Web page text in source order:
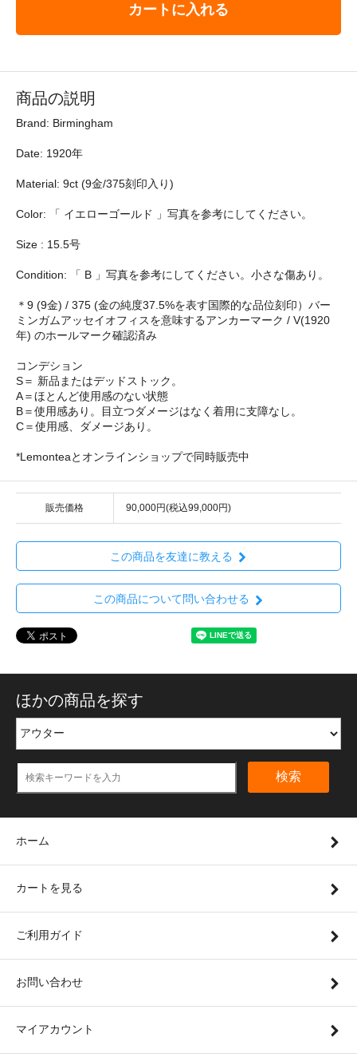
カートに入れる
商品の説明
Brand: Birmingham
Date: 1920年
Material: 9ct (9金/375刻印入り)
Color: 「 イエローゴールド 」写真を参考にしてください。
Size : 15.5号
Condition: 「 B 」写真を参考にしてください。小さな傷あり。
＊9 (9金) / 375 (金の純度37.5%を表す国際的な品位刻印）バー
ミンガムアッセイオフィスを意味するアンカーマーク / V(1920
年) のホールマーク確認済み
コンデション
S＝ 新品またはデッドストック。
A＝ほとんど使用感のない状態
B＝使用感あり。目立つダメージはなく着用に支障なし。
C＝使用感、ダメージあり。
*Lemonteaとオンラインショップで同時販売中
販売価格 90,000円(税込99,000円)
この商品を友達に教える
この商品について問い合わせる
ほかの商品を探す
検索
ホーム
カートを見る
ご利用ガイド
お問い合わせ
マイアカウント